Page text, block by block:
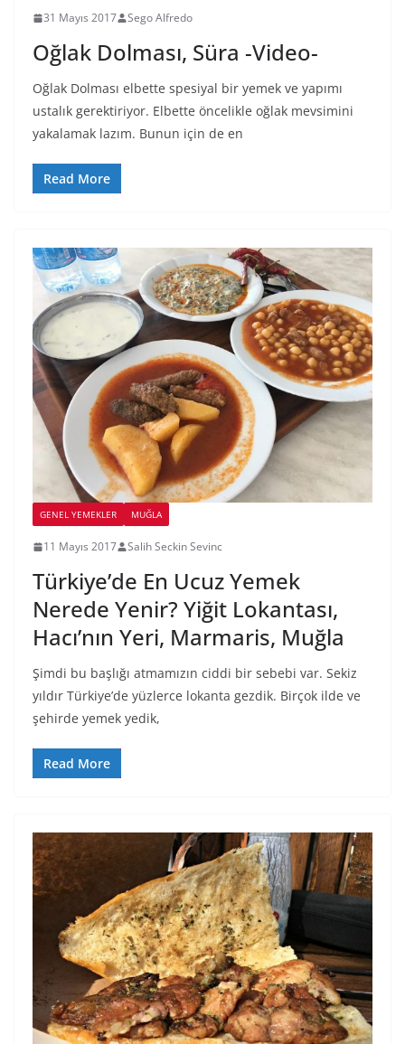
31 Mayıs 2017 Sego Alfredo
Oğlak Dolması, Süra -Video-
Oğlak Dolması elbette spesiyal bir yemek ve yapımı
ustalık gerektiriyor. Elbette öncelikle oğlak mevsimini
yakalamak lazım. Bunun için de en
Read More
GENEL YEMEKLER MUĞLA
11 Mayıs 2017 Salih Seckin Sevinc
Türkiye’de En Ucuz Yemek
Nerede Yenir? Yiğit Lokantası,
Hacı’nın Yeri, Marmaris, Muğla
Şimdi bu başlığı atmamızın ciddi bir sebebi var. Sekiz
yıldır Türkiye’de yüzlerce lokanta gezdik. Birçok ilde ve
şehirde yemek yedik,
Read More